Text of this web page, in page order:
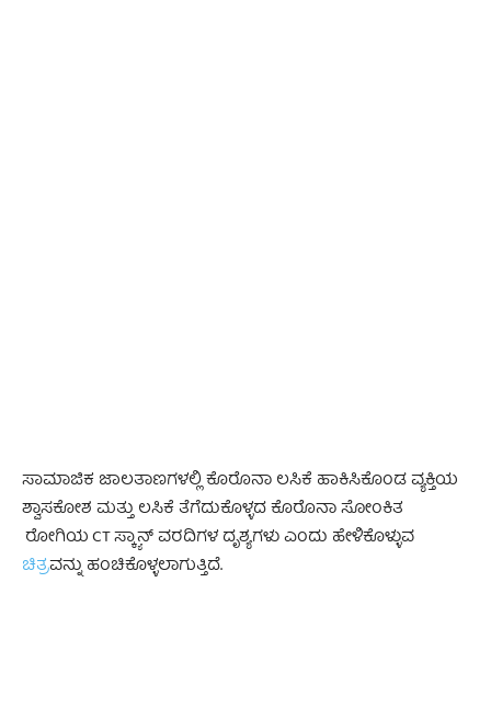
ಸಾಮಾಜಿಕ ಜಾಲತಾಣಗಳಲ್ಲಿ ಕೊರೊನಾ ಲಸಿಕೆ ಹಾಕಿಸಿಕೊಂಡ ವ್ಯಕ್ತಿಯ
ಶ್ವಾಸಕೋಶ ಮತ್ತು ಲಸಿಕೆ ತೆಗೆದುಕೊಳ್ಳದ ಕೊರೊನಾ ಸೋಂಕಿತ
ರೋಗಿಯ CT ಸ್ಕ್ಯಾನ್ ವರದಿಗಳ ದೃಶ್ಯಗಳು ಎಂದು ಹೇಳಿಕೊಳ್ಳುವ
ಚಿತ್ರವನ್ನು ಹಂಚಿಕೊಳ್ಳಲಾಗುತ್ತಿದೆ.